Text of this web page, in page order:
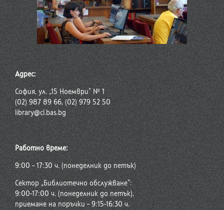
Адрес:
София, ул. „15 Ноември“ № 1
(02) 987 89 66, (02) 979 52 50
library@cl.bas.bg
Работно време:
9:00 – 17:30 ч. (понеделник до петък)
Сектор „Библиотечно обслужване“:
9:00-17:00 ч. (понеделник до петък),
приемане на поръчки – 9:15-16:30 ч.